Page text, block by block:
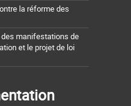
la réforme des
manifestations de
et le projet de loi